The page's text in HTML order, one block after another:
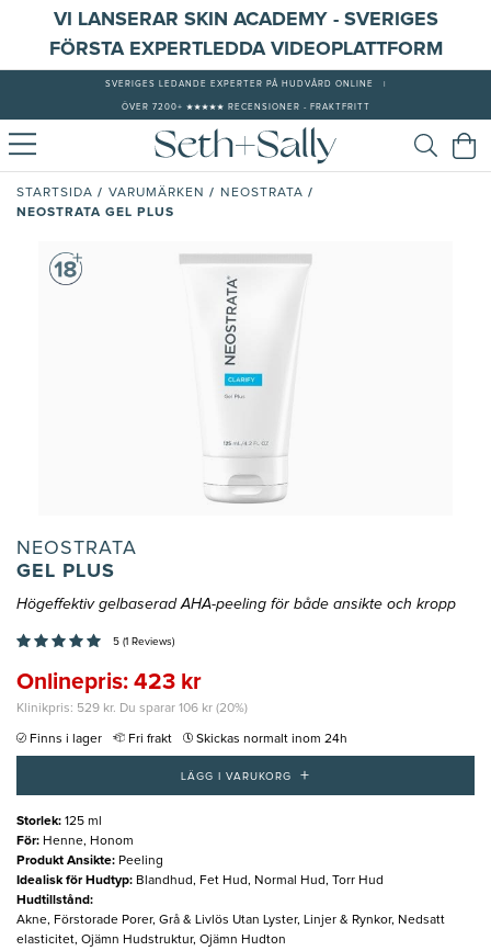
VI LANSERAR SKIN ACADEMY - SVERIGES
FÖRSTA EXPERTLEDDA VIDEOPLATTFORM
SVERIGES LEDANDE EXPERTER PÅ HUDVÅRD ONLINE
ÖVER 7200+ ★★★★★ RECENSIONER - FRAKTFRITT
STARTSIDA / VARUMÄRKEN / NEOSTRATA /
NEOSTRATA GEL PLUS
NEOSTRATA
GEL PLUS
Högeffektiv gelbaserad AHA-peeling för både ansikte och kropp
5 (1 Reviews)
Onlinepris: 423 kr
Klinikpris: 529 kr. Du sparar 106 kr (20%)
Finns i lager Fri frakt Skickas normalt inom 24h
LÄGG I VARUKORG +
Storlek: 125 ml
För: Henne, Honom
Produkt Ansikte: Peeling
Idealisk för Hudtyp: Blandhud, Fet Hud, Normal Hud, Torr Hud
Hudtillstånd:
Akne, Förstorade Porer, Grå & Livlös Utan Lyster, Linjer & Rynkor, Nedsatt
elasticitet, Ojämn Hudstruktur, Ojämn Hudton